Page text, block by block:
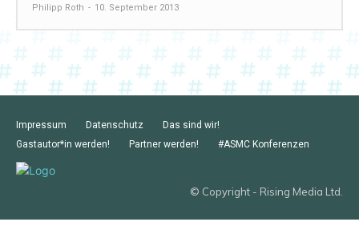
Philipp Roth - 10. September 2013
Impressum Datenschutz
Das sind wir!
Gastautor*in werden!
Partner werden! #ASMC Konferenzen
© Copyright - Rising Media Ltd.